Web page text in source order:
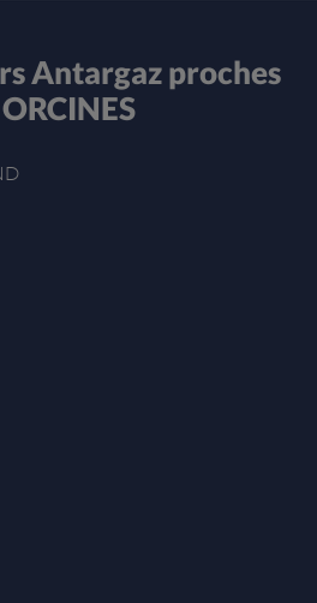
Antargaz proches